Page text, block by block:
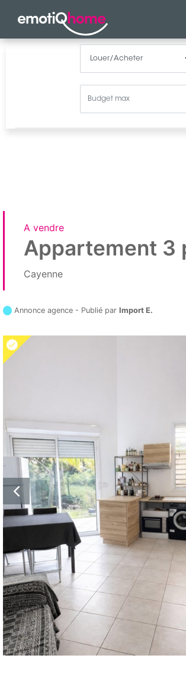
A vendre
Appartement 3
Cayenne
Annonce agence - Publié parImport E.